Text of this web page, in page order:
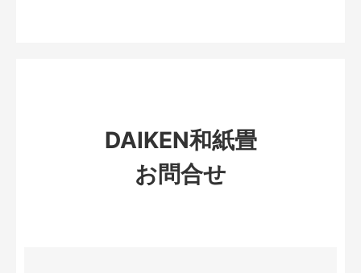
DAIKEN和紙畳
お問合せ